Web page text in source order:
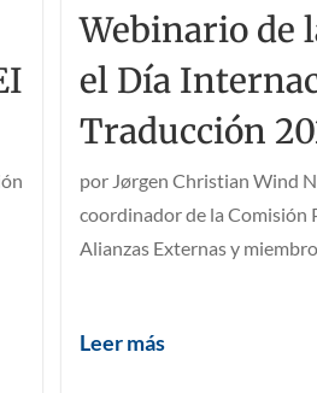
Webinario de
el Día
Traducción
por Jørgen Christian Wind
coordinador de la Comisión
Alianzas Externas y
Leer más